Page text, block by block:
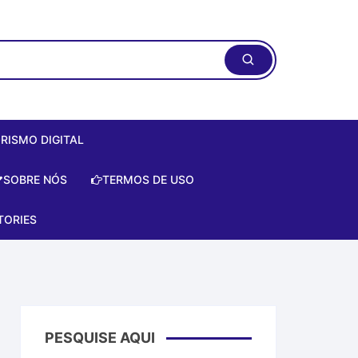
DIGITAL
Digital:
SOBRE NÓS TERMOS DE USO
PESQUISE AQUI